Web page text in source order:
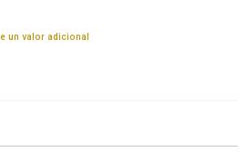
un valor adicional